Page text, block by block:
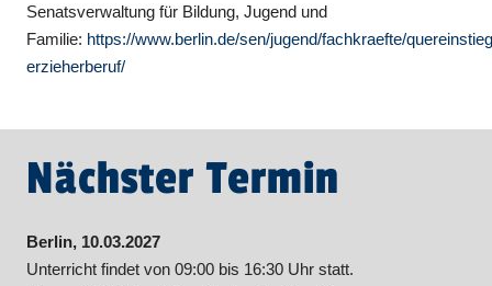
Senatsverwaltung für Bildung, Jugend und
Familie: https://www.berlin.de/sen/jugend/fachkraefte/
erzieherberuf/
Nächster Termin
Berlin, 10.03.2027
Unterricht findet von 09:00 bis 16:30 Uhr statt.